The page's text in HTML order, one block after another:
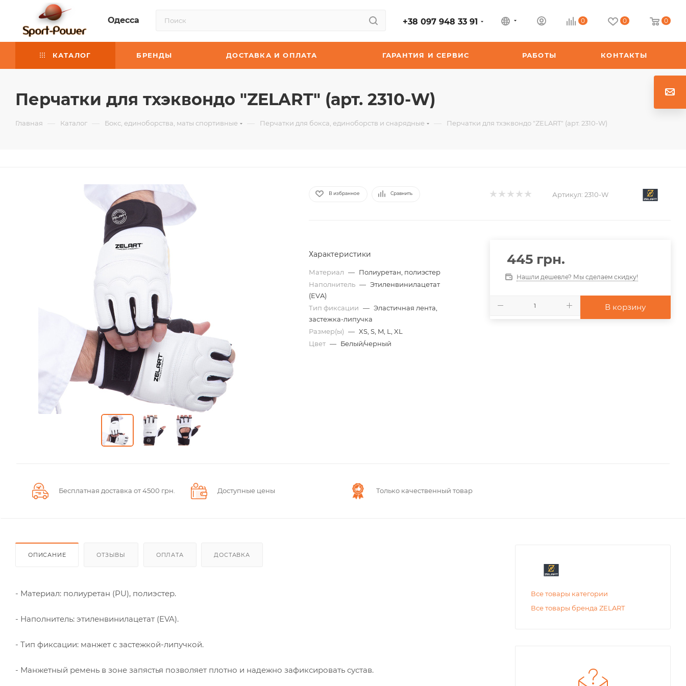
Одесса +38 097 948 33 91 0 0 0
КАТАЛОГ БРЕНДЫ ДОСТАВКА И ОПЛАТА ГАРАНТИЯ И СЕРВИС РАБОТЫ КОНТАКТЫ
Перчатки для тхэквондо "ZELART" (арт. 2310-W)
Главная — Каталог — Бокс, единоборства, маты спортивные — Перчатки для бокса, единоборств и снарядные — Перчатки для тхэквондо "ZELART" (арт. 2310-W)
В избранное Сравнить Артикул: 2310-W
Характеристики
Материал — Полиуретан, полиэстер
Наполнитель — Этиленвинилацетат
(EVA)
Тип фиксации — Эластичная лента,
застежка-липучка
Размер(ы) — XS, S, M, L, XL
Цвет — Белый/черный
445грн.
Нашли дешевле? Мы сделаем скидку!
В корзину
Бесплатная доставка от 4500 грн. Доступные цены Только качественный товар
ОПИСАНИЕ ОТЗЫВЫ ОПЛАТА ДОСТАВКА
- Материал: полиуретан (PU), полиэстер.
- Наполнитель: этиленвинилацетат (EVA).
- Тип фиксации: манжет с застежкой-липучкой.
- Манжетный ремень в зоне запястья позволяет плотно и надежно зафиксировать сустав.
Все товары категории
Все товары бренда ZELART